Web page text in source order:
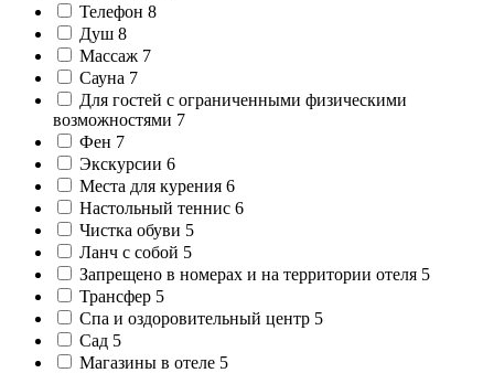
Телефон 8
Душ 8
Массаж 7
Сауна 7
Для гостей с ограниченными физическими
возможностями 7
Фен 7
Экскурсии 6
Места для курения 6
Настольный теннис 6
Чистка обуви 5
Ланч с собой 5
Запрещено в номерах и на территории отеля 5
Трансфер 5
Спа и оздоровительный центр 5
Сад 5
Магазины в отеле 5